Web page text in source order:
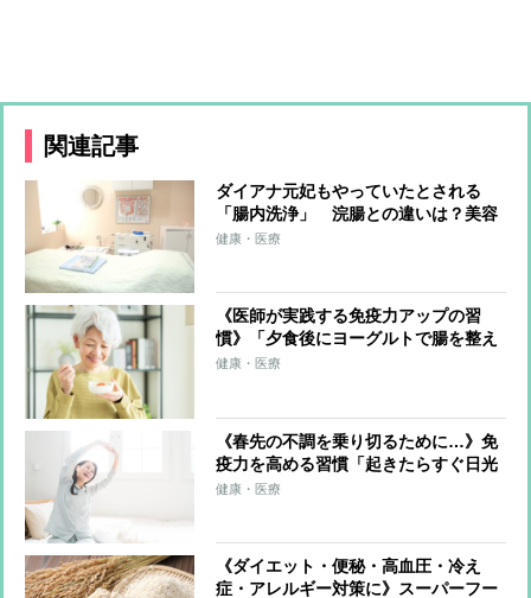
関連記事
ダイアナ元妃もやっていたとされる
「腸内洗浄」 浣腸との違いは？美容
や健康面でのメリット、注意点につい
健康・医療
《医師が実践する免疫力アップの習
慣》「夕食後にヨーグルトで腸を整え
る」「全身浴とストレッチで温活」…
健康・医療
《春先の不調を乗り切るために…》免
疫力を高める習慣「起きたらすぐ日光
を浴びる」「朝の軽い運動」「温かい
健康・医療
《ダイエット・便秘・高血圧・冷え
症・アレルギー対策に》スーパーフー